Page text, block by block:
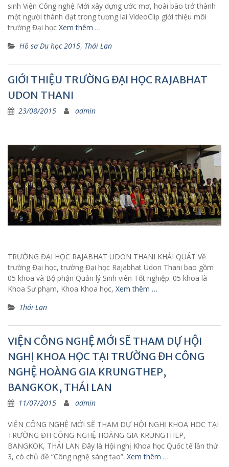
sinh Viện Công nghệ Mới xây dựng ước mơ, hoài bão trở thành
một người thành đạt trong tương lai VideoClip giới thiệu môi
trường Đại học Xem thêm …
Hồ sơ Du học 2015, Thái Lan
GIỚI THIỆU TRƯỜNG ĐẠI HỌC RAJABHAT
UDON THANI
23/08/2015 admin
TRƯỜNG ĐẠI HỌC RAJABHAT UDON THANI KHÁI QUÁT Về
trường Đại học, trường Đại học Rajabhat Udon Thani bao gồm
05 khoa và Bộ phận Quản lý Sinh viên Tốt nghiệp. 05 khoa là
Khoa Sư phạm, Khoa Khoa học, Xem thêm …
Thái Lan
VIỆN CÔNG NGHỆ MỚI SẼ THAM DỰ HỘI
NGHỊ KHOA HỌC TẠI TRƯỜNG ĐH CÔNG
NGHỆ HOÀNG GIA KRUNGTHEP,
BANGKOK, THÁI LAN
11/07/2015 admin
VIỆN CÔNG NGHỆ MỚI SẼ THAM DỰ HỘI NGHỊ KHOA HỌC TẠI
TRƯỜNG ĐH CÔNG NGHỆ HOÀNG GIA KRUNGTHEP,
BANGKOK, THÁI LAN Đây là Hội nghị Khoa học Quốc tế lần thứ
3, có chủ đề “Công nghệ sáng tạo”. Xem thêm …